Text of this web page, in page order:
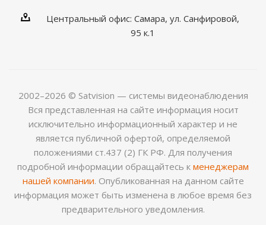
Центральный офис: Самара, ул. Санфировой,
95 к.1
2002–2026 © Satvision — системы видеонаблюдения
Вся представленная на сайте информация носит
исключительно информационный характер и не
является публичной офертой, определяемой
положениями ст.437 (2) ГК РФ. Для получения
подробной информации обращайтесь к менеджерам
нашей компании. Опубликованная на данном сайте
информация может быть изменена в любое время без
предварительного уведомления.